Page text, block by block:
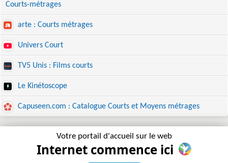
Courts-métrages
arte : Courts métrages
Univers Court
TV5 Unis : Films courts
Le Kinétoscope
Capuseen.com : Catalogue Courts et Moyens métrages
Votre portail d'accueil sur le web
Internet commence ici